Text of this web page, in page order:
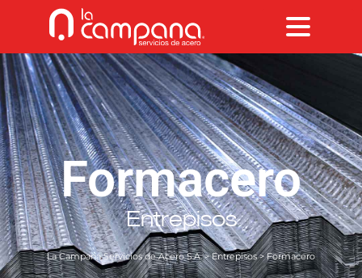
Formacero
Entrepisos
La Campana Servicios de Acero S.A.>Entrepisos> Formacero